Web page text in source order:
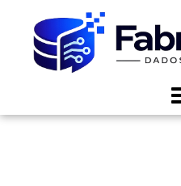
content